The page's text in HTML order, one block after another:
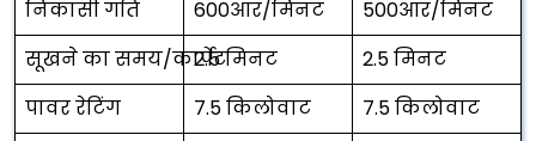
निकासी गति 600आर/मिनट
500आर/मिनट
सूखने का समय/कार्पेट2.5 मिनट
2.5 मिनट
पावर रेटिंग
7.5 किलोवाट
7.5 किलोवाट